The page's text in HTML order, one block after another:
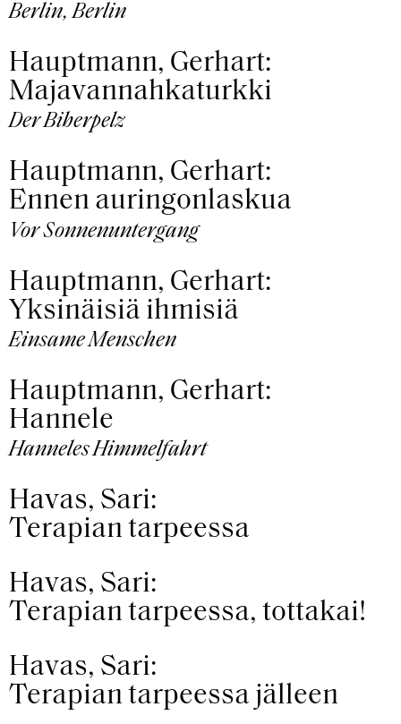
Berlin, Berlin
Hauptmann, Gerhart:
Majavannahkaturkki
Der Biberpelz
Hauptmann, Gerhart:
Ennen auringonlaskua
Vor Sonnenuntergang
Hauptmann, Gerhart:
Yksinäisiä ihmisiä
Einsame Menschen
Hauptmann, Gerhart:
Hannele
Hanneles Himmelfahrt
Havas, Sari:
Terapian tarpeessa
Havas, Sari:
Terapian tarpeessa, tottakai!
Havas, Sari:
Terapian tarpeessa jälleen